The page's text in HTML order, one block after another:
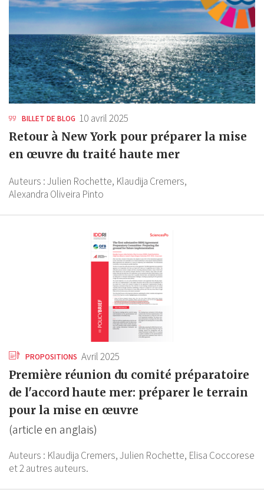
BILLET DE BLOG 10 avril 2025
Retour à New York pour préparer la mise
en œuvre du traité haute mer
Auteurs :Julien Rochette, Klaudija Cremers,
Alexandra Oliveira Pinto
PROPOSITIONS Avril 2025
Première réunion du comité préparatoire
de l'accord haute mer: préparer le terrain
pour la mise en œuvre
(article en anglais)
Auteurs : Klaudija Cremers,Julien Rochette, Elisa Coccorese
et 2 autres auteurs.